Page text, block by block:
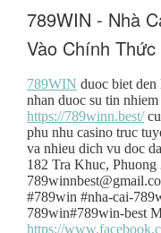
789WIN - Nhà
Vào Chính Thức